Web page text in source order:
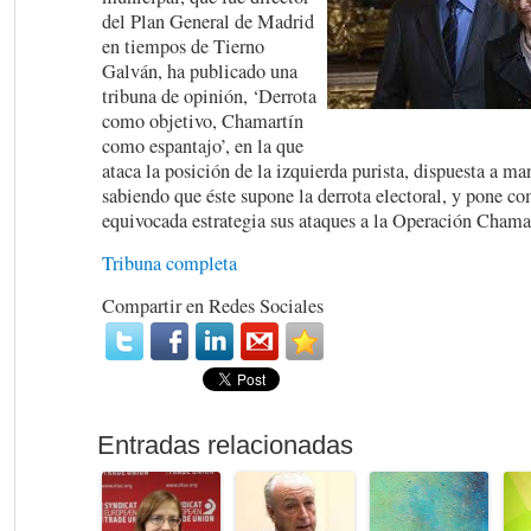
del Plan General de Madrid
en tiempos de Tierno
Galván, ha publicado una
tribuna de opinión, ‘Derrota
como objetivo, Chamartín
como espantajo’, en la que
ataca la posición de la izquierda purista, dispuesta a
sabiendo que éste supone la derrota electoral, y pone
equivocada estrategia sus ataques a la Operación
Tribuna completa
Compartir en Redes Sociales